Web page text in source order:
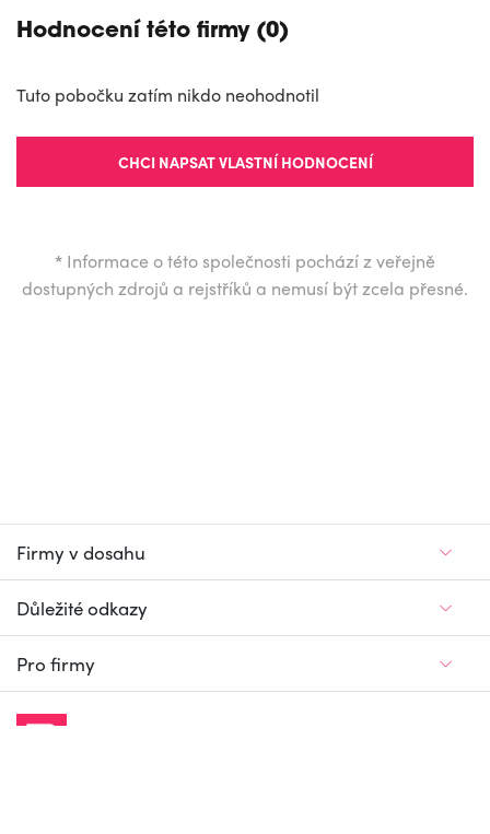
Hodnocení této firmy (0)
Tuto pobočku zatím nikdo neohodnotil
CHCI NAPSAT VLASTNÍ HODNOCENÍ
* Informace o této společnosti pochází z veřejně
dostupných zdrojů a rejstříků a nemusí být zcela přesné.
Firmy v dosahu
Důležité odkazy
Pro firmy